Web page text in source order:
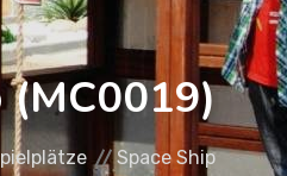
(MC0019)
Space Ship